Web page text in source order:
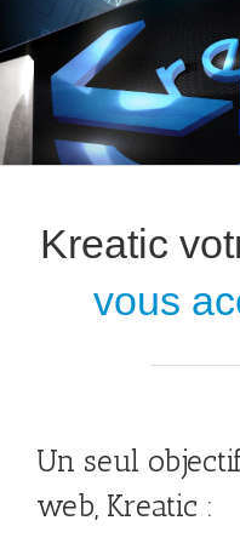
Kreatic
vous
Un seul
web, Kreatic :